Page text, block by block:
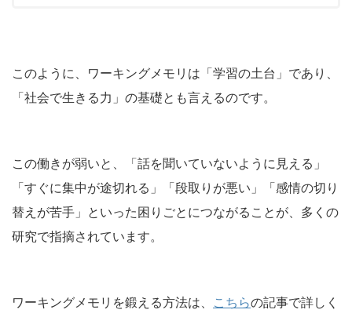
このように、ワーキングメモリは「学習の土台」であり、
「社会で生きる力」の基礎とも言えるのです。
この働きが弱いと、「話を聞いていないように見える」
「すぐに集中が途切れる」「段取りが悪い」「感情の切り
替えが苦手」といった困りごとにつながることが、多くの
研究で指摘されています。
ワーキングメモリを鍛える方法は、 こちらの記事で詳しく